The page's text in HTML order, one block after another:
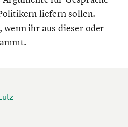
liefern sollen.
ihr aus dieser oder